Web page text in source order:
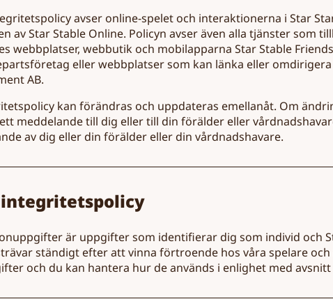
avser online-spelet och interaktionerna i Star
av Star Stable Online. Policyn avser även alla tjänster som
webbplatser, webbutik och mobilapparna Star Stable
eller webbplatser som kan länka eller
AB.
kan förändras och uppdateras emellanåt. Om
meddelande till dig eller till din förälder eller
av dig eller din förälder eller din vårdnadshavare.
integritetspolicy
är uppgifter som identifierar dig som individ och
ständigt efter att vinna förtroende hos våra spelare
och du kan hantera hur de används i enlighet med avsnitt